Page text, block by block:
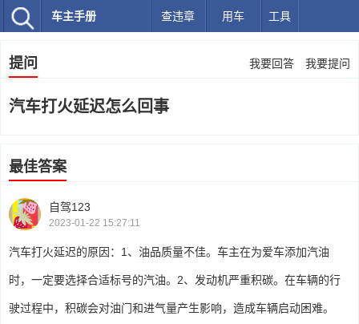
车主手册 查违章 用车 工具
提问 我要回答 我要提问
汽车打火延迟怎么回事
最佳答案
自驾123
2023-01-22 15:27:11
汽车打火延迟的原因：1、油品质量不佳。车主在为爱车添加汽油
时，一定要选择合适标号的汽油。2、发动机严重积碳。在车辆的行
驶过程中，积碳会对油门和进气量产生影响，造成车辆启动困难。